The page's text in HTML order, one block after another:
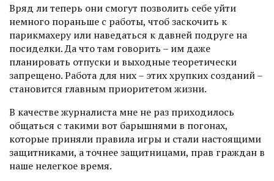
Вряд ли теперь они смогут поз­волить себе уйти
немного пораньше с работы, чтоб заскочить к
парикмахеру или наведаться к давней подруге на
посиделки. Да что там говорить – им даже
планировать отпуски и выходные теоретически
запрещено. Работа для них – этих хрупких созданий –
становится главным приоритетом жизни.
В качестве журналиста мне не раз приходилось
общаться с такими вот барышнями в погонах,
которые приняли правила игры и стали настоящими
защитниками, а точнее защитницами, прав граждан в
наше нелегкое время.